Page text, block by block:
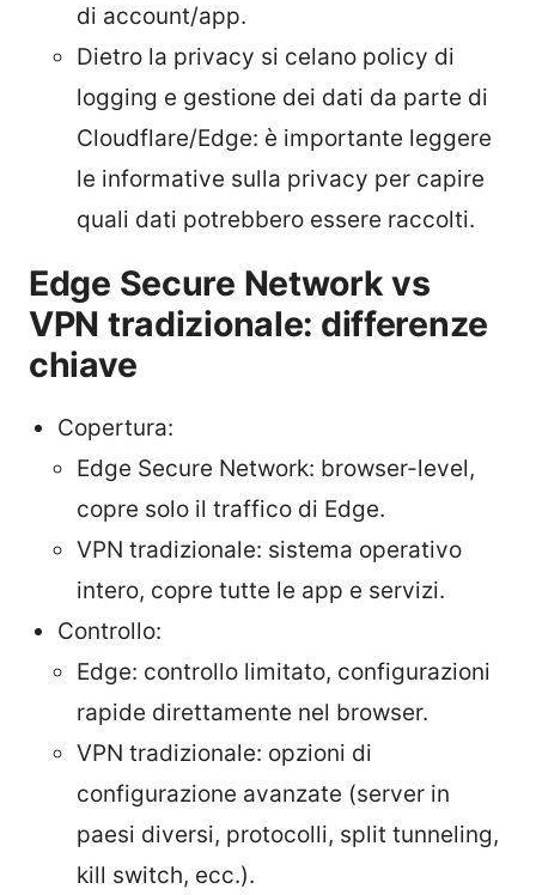
di account/app.
Dietro la privacy si celano policy di
logging e gestione dei dati da parte di
Cloudflare/Edge: è importante leggere
le informative sulla privacy per capire
quali dati potrebbero essere raccolti.
Edge Secure Network vs
VPN tradizionale: differenze
chiave
Copertura:
Edge Secure Network: browser-level,
copre solo il traffico di Edge.
VPN tradizionale: sistema operativo
intero, copre tutte le app e servizi.
Controllo:
Edge: controllo limitato, configurazioni
rapide direttamente nel browser.
VPN tradizionale: opzioni di
configurazione avanzate (server in
paesi diversi, protocolli, split tunneling,
kill switch, ecc.).